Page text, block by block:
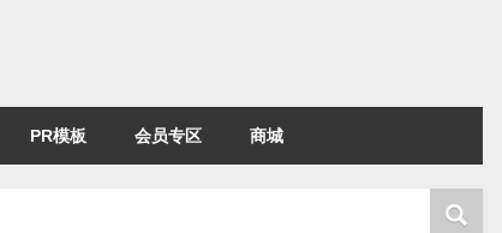
PR模板 会员专区 商城